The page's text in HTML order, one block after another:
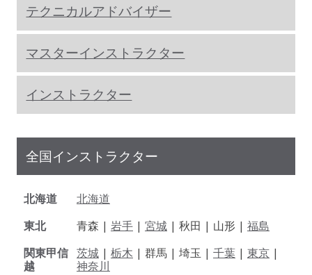
テクニカルアドバイザー
マスターインストラクター
インストラクター
全国インストラクター
北海道
北海道
東北
青森 | 岩手 | 宮城 | 秋田 | 山形 | 福島
関東甲信
越
茨城 | 栃木 | 群馬 | 埼玉 | 千葉 | 東京 |
神奈川